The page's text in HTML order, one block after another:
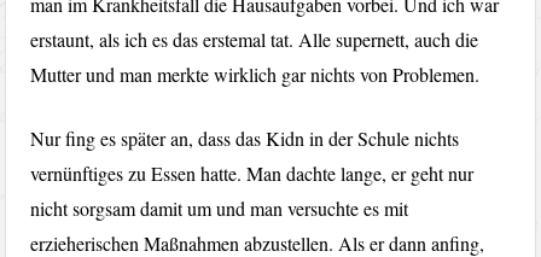
erstaunt, als ich es das erstemal tat. Alle supernett, auch die
Mutter und man merkte wirklich gar nichts von Problemen.
Nur fing es später an, dass das Kidn in der Schule nichts
vernünftiges zu Essen hatte. Man dachte lange, er geht nur
nicht sorgsam damit um und man versuchte es mit
erzieherischen Maßnahmen abzustellen. Als er dann anfing,